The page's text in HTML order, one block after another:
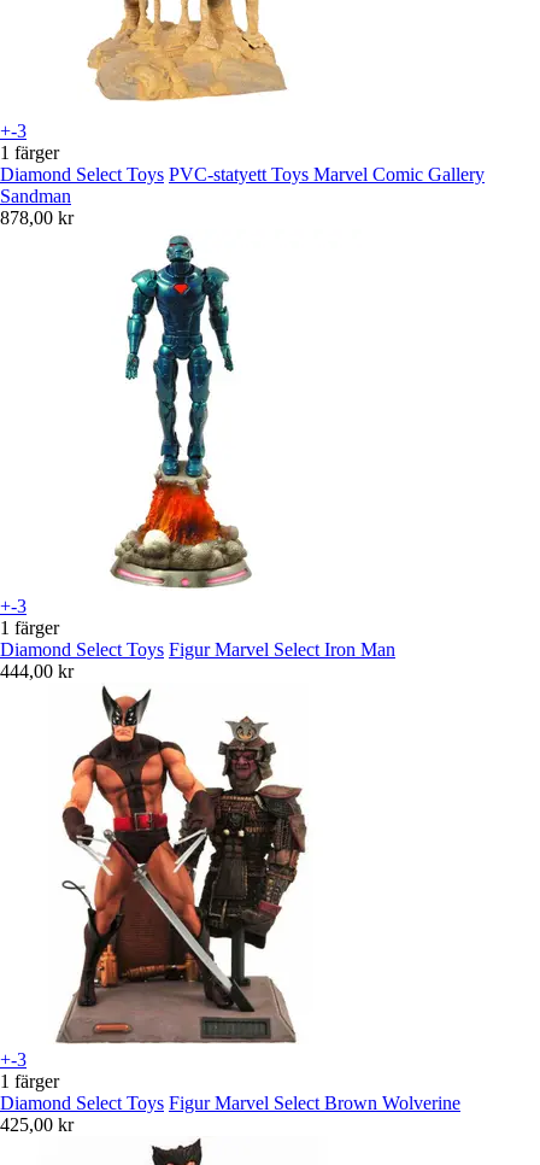
+-3
1 färger
Diamond Select Toys PVC-statyett Toys Marvel Comic Gallery
Sandman
878,00 kr
+-3
1 färger
Diamond Select Toys Figur Marvel Select Iron Man
444,00 kr
+-3
1 färger
Diamond Select Toys Figur Marvel Select Brown Wolverine
425,00 kr